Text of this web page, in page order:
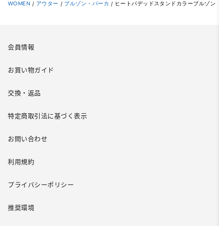
WOMEN / アウター / ブルゾン・パーカ / ヒートパデッドスタンドカラーブルゾン
会員情報
お買い物ガイド
交換・返品
特定商取引法に基づく表示
お問い合わせ
利用規約
プライバシーポリシー
推奨環境